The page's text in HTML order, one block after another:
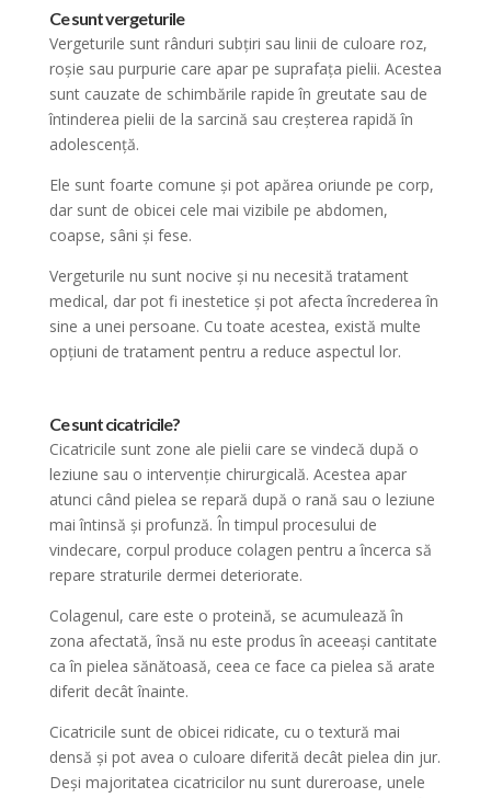
Ce sunt vergeturile
Vergeturile sunt rânduri subțiri sau linii de culoare roz,
roșie sau purpurie care apar pe suprafața pielii. Acestea
sunt cauzate de schimbările rapide în greutate sau de
întinderea pielii de la sarcină sau creșterea rapidă în
adolescență.
Ele sunt foarte comune și pot apărea oriunde pe corp,
dar sunt de obicei cele mai vizibile pe abdomen,
coapse, sâni și fese.
Vergeturile nu sunt nocive și nu necesită tratament
medical, dar pot fi inestetice și pot afecta încrederea în
sine a unei persoane. Cu toate acestea, există multe
opțiuni de tratament pentru a reduce aspectul lor.
Ce sunt cicatricile?
Cicatricile sunt zone ale pielii care se vindecă după o
leziune sau o intervenție chirurgicală. Acestea apar
atunci când pielea se repară după o rană sau o leziune
mai întinsă și profunză. În timpul procesului de
vindecare, corpul produce colagen pentru a încerca să
repare straturile dermei deteriorate.
Colagenul, care este o proteină, se acumulează în
zona afectată, însă nu este produs în aceeași cantitate
ca în pielea sănătoasă, ceea ce face ca pielea să arate
diferit decât înainte.
Cicatricile sunt de obicei ridicate, cu o textură mai
densă și pot avea o culoare diferită decât pielea din jur.
Deși majoritatea cicatricilor nu sunt dureroase, unele